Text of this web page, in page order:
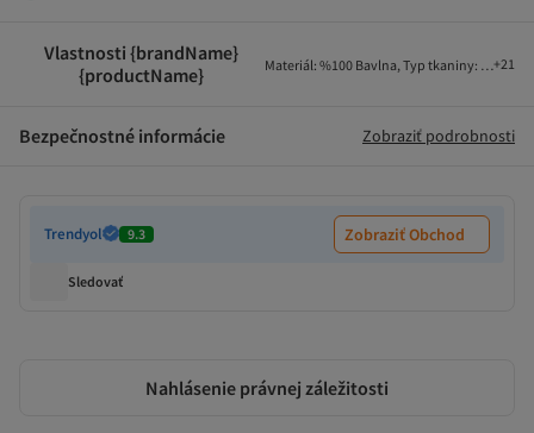
Vlastnosti {brandName}
{productName}
Materiál: %100 Bavlna,Typ tkaniny: Pletené
+21
Bezpečnostné informácie Zobraziť podrobnosti
Trendyol 9.3 Zobraziť Obchod
Sledovať
Nahlásenie právnej záležitosti